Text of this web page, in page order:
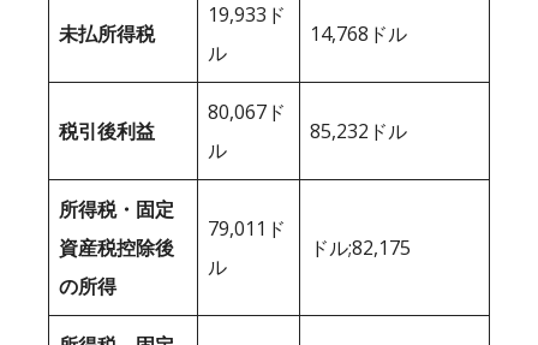
未払所得税
19,933ド
ル
14,768ドル
税引後利益
80,067ド
ル
85,232ドル
所得税・固定
資産税控除後
の所得
79,011ド
ル
ドル;82,175